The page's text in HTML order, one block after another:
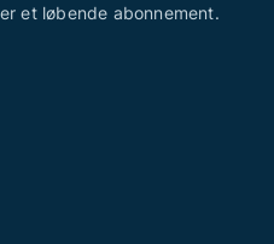
et løbende abonnement.